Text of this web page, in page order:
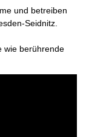
und betreiben
Seidnitz.
wie berührende